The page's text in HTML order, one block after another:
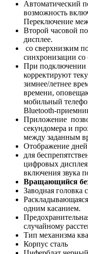
Автоматический
возможность
Переключение
Второй часовой
дисплее.
со сверхнизким
синхронизации
При подключении
корректируют
зимнее/летнее
времени,
мобильный
Bluetooth-
Приложение
секундомера и
между заданным
Отображение
для
цифровых
включения звука
Вращающийся
Заводная головка
Раскладывающаяся
одним касанием.
случайному
Тип механизма
Корпус сталь